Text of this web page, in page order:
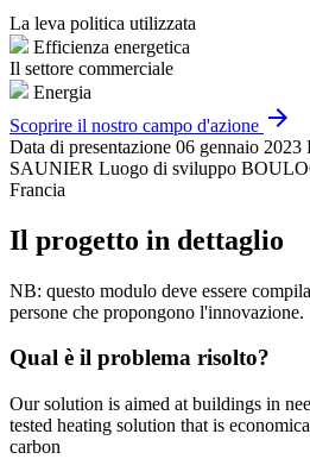
La leva politica utilizzata
Efficienza energetica
Il settore commerciale
Energia
Scoprire il nostro campo d'azione arrow_forward
Data di presentazione 06 gennaio 2023
SAUNIER Luogo di sviluppo
Francia
Il progetto in dettaglio
NB: questo modulo deve essere
persone che propongono l'innovazione.
Qual è il problema risolto?
Our solution is aimed at buildings in
tested heating solution that is
carbon